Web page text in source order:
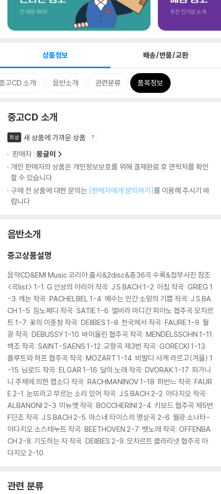
상품정보 배송/반품/교환
고CD 소개 음반소개 관련분류 품목정보
중고CD 소개
최상
새 상품에 가까운 상품
판매자 : 몽글이
개인 판매자의 상품은 개인정보보호를 위해 결제완료 후 연락처를 확인
할 수 있습니다.
구매 전 상품에 대한 문의는 [판매자에게 문의하기]를 이용해 주시기 바
랍니다.
음반소개
중고상품설명
음악CD&EMI Music 코리아 출시&2disc&총36곡 수록&첨부사진 참조
<곡list> 1-1. G 선상의 아리아 작곡: J.S.BACH 1-2. 아침 작곡: GRIEG 1
-3. 캐논 작곡: PACHELBEL 1-4. 예수는 인간 소망의 기쁨 작곡: J.S.BA
CH 1-5. 짐노페디 작곡: SATIE 1-6. 엘비라 마디간 피아노 협주곡 모차르
트 1-7. 꽃의 이중창 작곡: DEIIBES 1-8. 천국에서 작곡: FAURE 1-9. 월
광 작곡: DEBUSSY 1-10. 바이올린 협주곡 작곡: MENDELSSOHN 1-11.
백조 작곡: SAINT-SAENS 1-12. 교향곡 제3번 작곡: GORECKI 1-13.
플루트와 하프 협주곡 작곡: MOZART 1-14. 비발디 사계 라르고(겨울) 1
-15. 님로드 작곡: ELGAR 1-16. 달의 노래 작곡: DVORAK 1-17. 파가니
니 주제에 의한 랩소디 작곡: RACHMANINOV 1-18. 파반느 작곡: FAUR
E2-1. 눈뜨라고 부르는 소리 있어 작곡: J.S.BACH 2-2. 아다지오 작곡:
ALBANONI 2-3. 미뉴엣 작곡: BOCCHERINI 2-4. 키보드 협주곡 제5번
F단조 작곡: J.S.BACH 2-5. 마스네 타이스의 명상곡 2-6. 월광 소나타-
아다지오 소스테누트 작곡: BEETHOVEN 2-7. 뱃노래 작곡: OFFENBA
CH 2-8. 기도하는 자 작곡: DEIIBES 2-9. 모차르트 클라리넷 협주곡 아
다지오 2-10.
관련 분류